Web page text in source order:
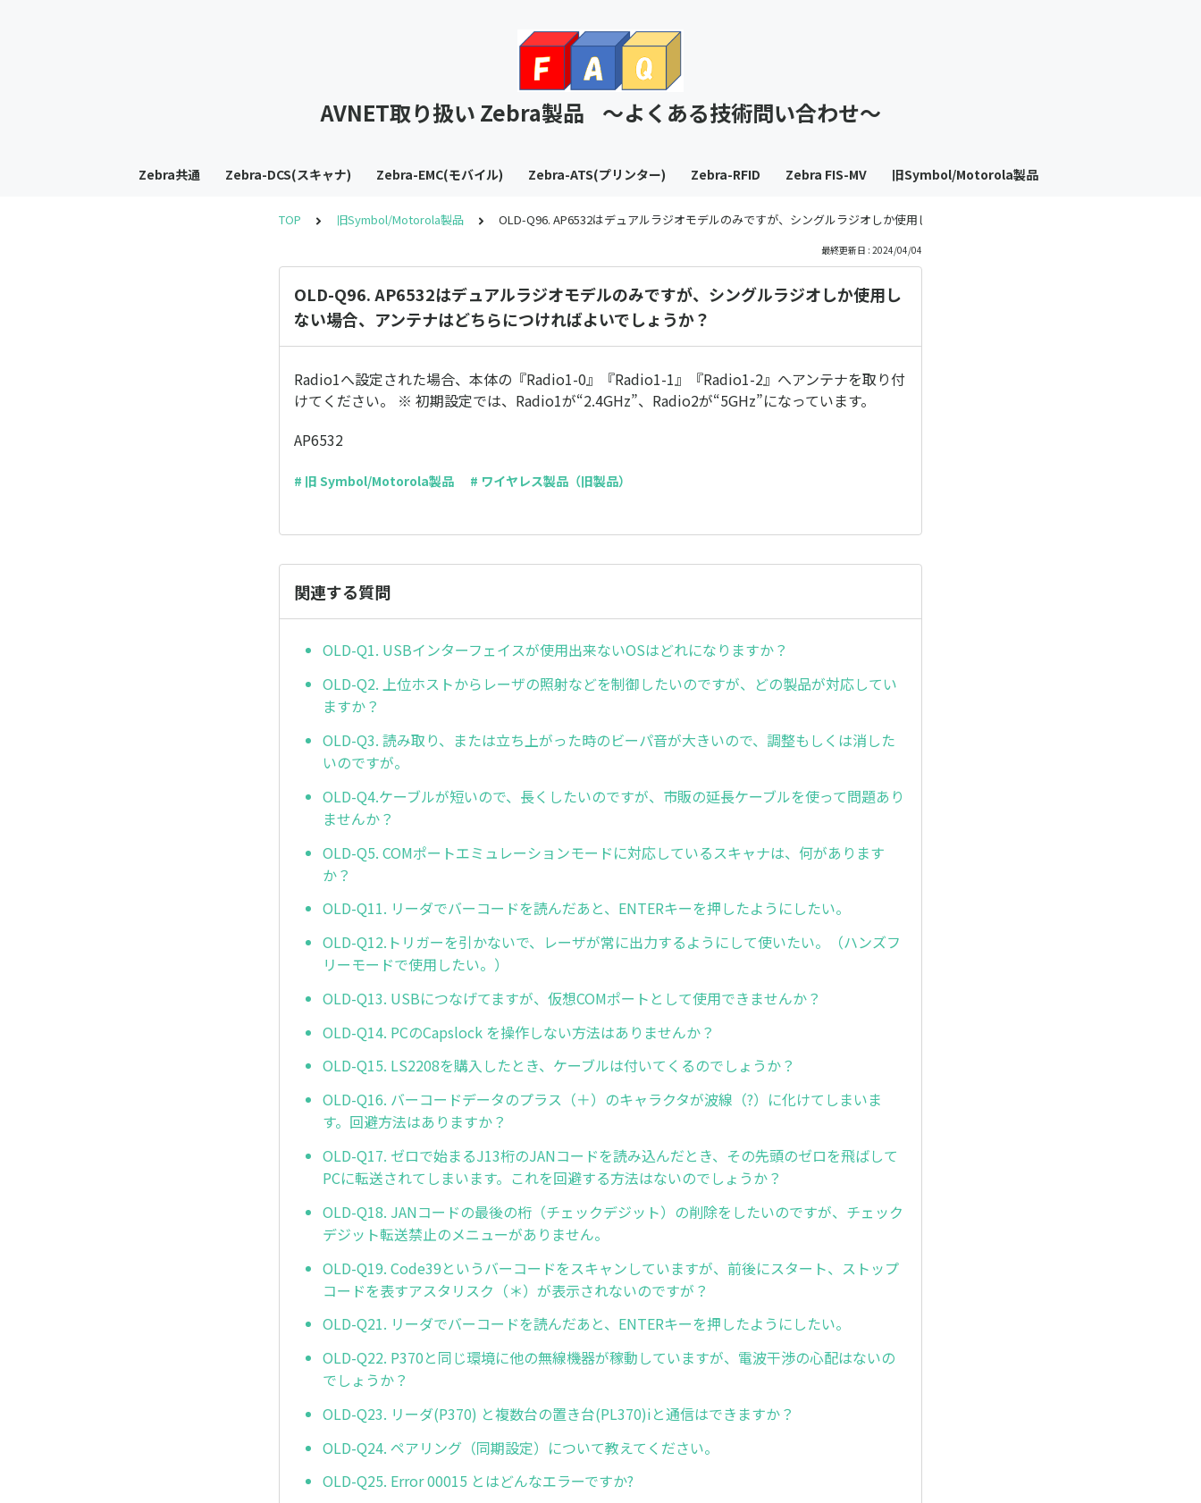
AVNET取り扱い Zebra製品 ～よくある技術問い合わせ～
Zebra共通 Zebra-DCS(スキャナ) Zebra-EMC(モバイル) Zebra-ATS(プリンター) Zebra-RFID Zebra FIS-MV 旧Symbol/Motorola製品
TOP 旧Symbol/Motorola製品 OLD-Q96. AP6532はデュアルラジオモデルのみですが、シングルラジオしか使用しない場合、アンテナはどちらにつければよいでしょ
最終更新日 : 2024/04/04
OLD-Q96. AP6532はデュアルラジオモデルのみですが、シングルラジオしか使用し
ない場合、アンテナはどちらにつければよいでしょうか？
Radio1へ設定された場合、本体の『Radio1-0』『Radio1-1』『Radio1-2』へアンテナを取り付
けてください。 ※ 初期設定では、Radio1が“2.4GHz”、Radio2が“5GHz”になっています。
AP6532
# 旧 Symbol/Motorola製品 # ワイヤレス製品（旧製品）
関連する質問
OLD-Q1. USBインターフェイスが使用出来ないOSはどれになりますか？
OLD-Q2. 上位ホストからレーザの照射などを制御したいのですが、どの製品が対応してい
ますか？
OLD-Q3. 読み取り、または立ち上がった時のビーパ音が大きいので、調整もしくは消した
いのですが。
OLD-Q4.ケーブルが短いので、長くしたいのですが、市販の延長ケーブルを使って問題あり
ませんか？
OLD-Q5. COMポートエミュレーションモードに対応しているスキャナは、何があります
か？
OLD-Q11. リーダでバーコードを読んだあと、ENTERキーを押したようにしたい。
OLD-Q12.トリガーを引かないで、レーザが常に出力するようにして使いたい。（ハンズフ
リーモードで使用したい。）
OLD-Q13. USBにつなげてますが、仮想COMポートとして使用できませんか？
OLD-Q14. PCのCapslock を操作しない方法はありませんか？
OLD-Q15. LS2208を購入したとき、ケーブルは付いてくるのでしょうか？
OLD-Q16. バーコードデータのプラス（＋）のキャラクタが波線（?）に化けてしまいま
す。回避方法はありますか？
OLD-Q17. ゼロで始まるJ13桁のJANコードを読み込んだとき、その先頭のゼロを飛ばして
PCに転送されてしまいます。これを回避する方法はないのでしょうか？
OLD-Q18. JANコードの最後の桁（チェックデジット）の削除をしたいのですが、チェック
デジット転送禁止のメニューがありません。
OLD-Q19. Code39というバーコードをスキャンしていますが、前後にスタート、ストップ
コードを表すアスタリスク（＊）が表示されないのですが？
OLD-Q21. リーダでバーコードを読んだあと、ENTERキーを押したようにしたい。
OLD-Q22. P370と同じ環境に他の無線機器が稼動していますが、電波干渉の心配はないの
でしょうか？
OLD-Q23. リーダ(P370) と複数台の置き台(PL370)iと通信はできますか？
OLD-Q24. ペアリング（同期設定）について教えてください。
OLD-Q25. Error 00015 とはどんなエラーですか?